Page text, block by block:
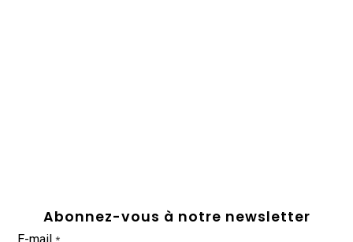
Abonnez-vous à notre newsletter